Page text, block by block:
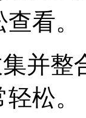
看。
并
松。